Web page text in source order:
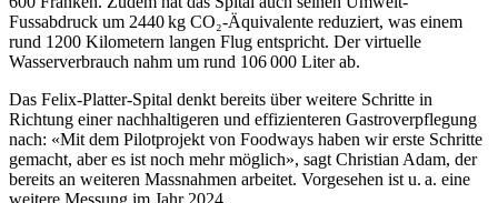
Fussabdruck um 2440 kg CO₂-Äquivalente reduziert, was einem
rund 1200 Kilometern langen Flug entspricht. Der virtuelle
Wasserverbrauch nahm um rund 106 000 Liter ab.
Das Felix-Platter-Spital denkt bereits über weitere Schritte in
Richtung einer nachhaltigeren und effizienteren Gastroverpflegung
nach: «Mit dem Pilotprojekt von Foodways haben wir erste Schritte
gemacht, aber es ist noch mehr möglich», sagt Christian Adam, der
bereits an weiteren Massnahmen arbeitet. Vorgesehen ist u. a. eine
weitere Messung im Jahr 2024.